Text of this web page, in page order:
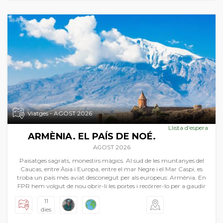
Viatges - AGOST 2026
Llista d'espera
ARMÈNIA. EL PAÍS DE NOÉ.
AGOST 2026
Paisatges sagrats, monestirs màgics. Al sud de les muntanyes del
Caucas, entre Àsia i Europa, entre el mar Negre i el Mar Caspi, es
troba un país més aviat desconegut per als europeus: Armènia. En
FPR hem volgut de nou obrir-li les portes i recórrer-lo per a gaudir
magnífics, que van des de les estepes centre asiàtiques d'una soledat
immensa, a les muntanyes caucàsiques d'una majestuositat
11
dies